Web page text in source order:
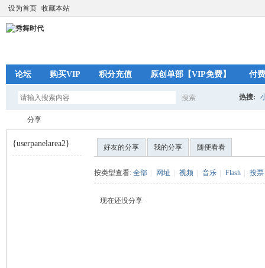
设为首页 收藏本站
论坛 购买VIP 积分充值 原创单部【VIP免费】 付
搜索 热搜:
分享
{userpanelarea2} 好友的分享 我的分享 随便看看
按类型查看: 全部 网址 视频 音乐 Flash 投票
现在还没分享